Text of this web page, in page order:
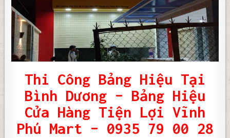
Thi Công Bảng Hiệu Tại
Bình Dương – Bảng Hiệu
Cửa Hàng Tiện Lợi Vĩnh
Phú Mart – 0935 79 00 28